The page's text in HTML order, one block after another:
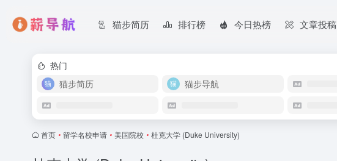
猫步简历 排行榜 今日热榜 文章投稿
热门
猫步简历
猫步导航
首页 • 留学名校申请 • 美国院校 • 杜克大学 (Duke University)